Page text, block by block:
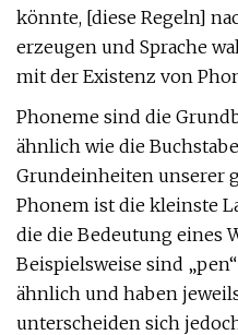
könnte, [diese Regeln]
erzeugen und Sprache
mit der Existenz von
Phoneme sind die
ähnlich wie die
Grundeinheiten unserer
Phonem ist die kleinste
die die Bedeutung eines
Beispielsweise sind
ähnlich und haben
unterscheiden sich